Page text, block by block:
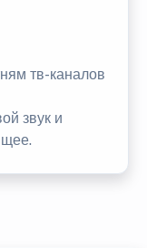
тв-каналов
звук и